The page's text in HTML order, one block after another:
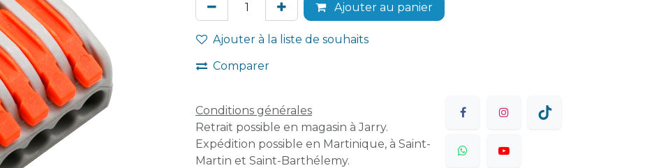
Ajouter au panier
Ajouter à la liste de souhaits
Comparer
Conditions générales
Retrait possible en magasin à Jarry.
Expédition possible en Martinique, à Saint-
Martin et Saint-Barthélemy.